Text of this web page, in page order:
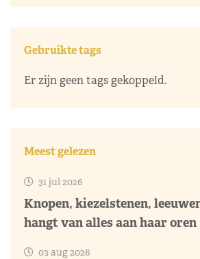
Gebruikte tags
Er zijn geen tags gekoppeld.
Meest gelezen
31 jul 2026
Knopen, kiezelstenen,
hangt van alles aan haar oren
03 aug 2026